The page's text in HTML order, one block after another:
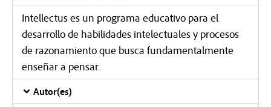
Intellectus es un programa educativo para el
desarrollo de habilidades intelectuales y procesos
de razonamiento que busca fundamentalmente
enseñar a pensar.
Autor(es)